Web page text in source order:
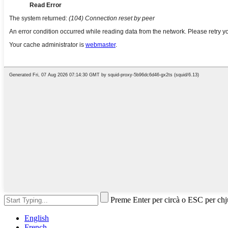
Preme Enter per circà o ESC per
English